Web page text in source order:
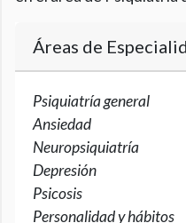
Áreas de
Psiquiatría general
Ansiedad
Neuropsiquiatría
Depresión
Psicosis
Personalidad y hábitos